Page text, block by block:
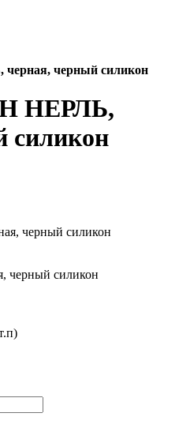
черный силикон
НЕРЛЬ,
силикон
черный силикон